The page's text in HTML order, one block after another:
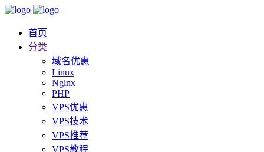
首页
分类
域名优惠
Linux
Nginx
PHP
VPS优惠
VPS技术
VPS推荐
VPS教程